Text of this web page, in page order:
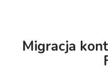
Migracja